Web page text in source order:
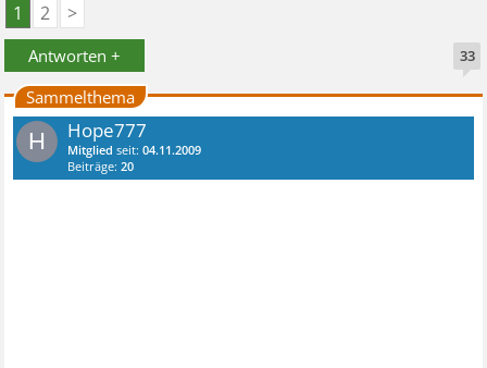
1
2 >
Antworten + 33
Sammelthema
H Hope777
Mitglied seit:04.11.2009
Beiträge:20